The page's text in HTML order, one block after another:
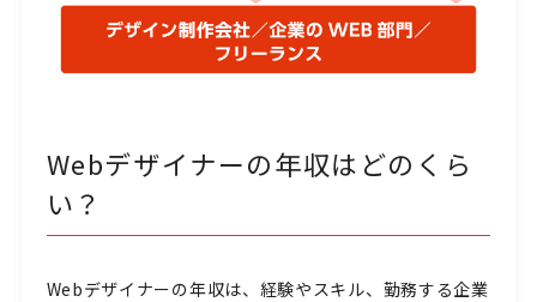
Webデザイナーの年収はどのくら
い？
Webデザイナーの年収は、経験やスキル、勤務する企業